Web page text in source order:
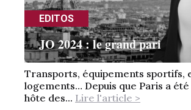
EDITOS
JO 2024 : le grand pari
Transports, équipements sportifs,
logements… Depuis que Paris a
hôte des... Lire l'article >